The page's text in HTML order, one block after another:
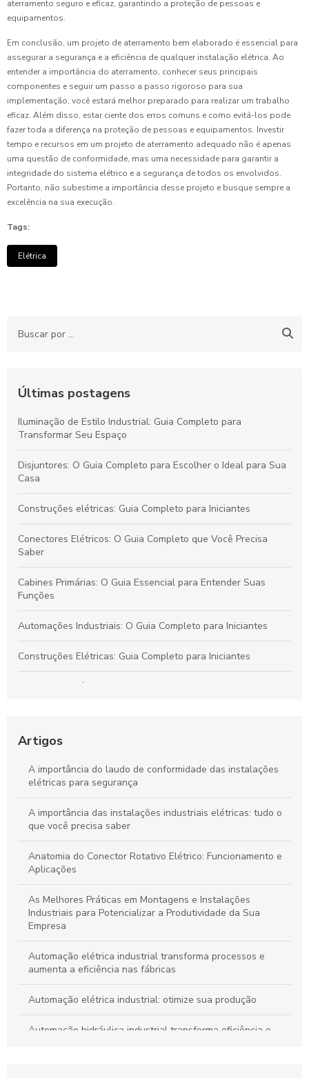
aterramento seguro e eficaz, garantindo a proteção de pessoas e
equipamentos.
Em conclusão, um projeto de aterramento bem elaborado é essencial para
assegurar a segurança e a eficiência de qualquer instalação elétrica. Ao
entender a importância do aterramento, conhecer seus principais
componentes e seguir um passo a passo rigoroso para sua
implementação, você estará melhor preparado para realizar um trabalho
eficaz. Além disso, estar ciente dos erros comuns e como evitá-los pode
fazer toda a diferença na proteção de pessoas e equipamentos. Investir
tempo e recursos em um projeto de aterramento adequado não é apenas
uma questão de conformidade, mas uma necessidade para garantir a
integridade do sistema elétrico e a segurança de todos os envolvidos.
Portanto, não subestime a importância desse projeto e busque sempre a
excelência na sua execução.
Tags:
Elétrica
Últimas postagens
Iluminação de Estilo Industrial: Guia Completo para
Transformar Seu Espaço
Disjuntores: O Guia Completo para Escolher o Ideal para Sua
Casa
Construções elétricas: Guia Completo para Iniciantes
Conectores Elétricos: O Guia Completo que Você Precisa
Saber
Cabines Primárias: O Guia Essencial para Entender Suas
Funções
Automações Industriais: O Guia Completo para Iniciantes
Construções Elétricas: Guia Completo para Iniciantes
Conectores Elétricos: O Guia Completo para Escolher os
Artigos
A importância do laudo de conformidade das instalações
elétricas para segurança
A importância das instalações industriais elétricas: tudo o
que você precisa saber
Anatomia do Conector Rotativo Elétrico: Funcionamento e
Aplicações
As Melhores Práticas em Montagens e Instalações
Industriais para Potencializar a Produtividade da Sua
Empresa
Automação elétrica industrial transforma processos e
aumenta a eficiência nas fábricas
Automação elétrica industrial: otimize sua produção
Automação hidráulica industrial transforma eficiência e